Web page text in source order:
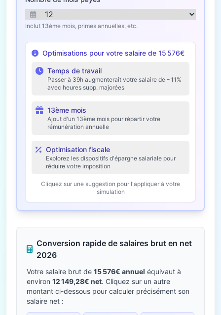
Inclut 13ème mois, primes annuelles, etc.
Optimisations pour votre salaire de 15 576€
Temps de travail
Passer à 39h augmenterait votre salaire de ~11%
avec heures supp. majorées
13ème mois
Ajout d'un 13ème mois pour répartir votre
rémunération annuelle
Optimisation fiscale
Explorez les dispositifs d'épargne salariale pour
réduire votre imposition
Cliquez sur une suggestion pour l'appliquer à votre
simulation
Conversion rapide de salaires brut en net
2026
Votre salaire brut de 15 576€ annuel équivaut à
environ 12 149,28€ net. Cliquez sur un autre
montant ci-dessous pour calculer précisément son
salaire net :